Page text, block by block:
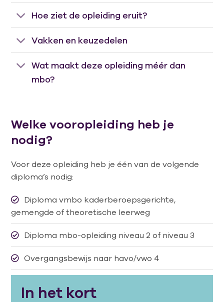
Hoe ziet de opleiding eruit?
Vakken en keuzedelen
Wat maakt deze opleiding méér dan
mbo?
Welke vooropleiding heb je
nodig?
Voor deze opleiding heb je één van de volgende
diploma’s nodig:
Diploma vmbo kaderberoepsgerichte,
gemengde of theoretische leerweg
Diploma mbo-opleiding niveau 2 of niveau 3
Overgangsbewijs naar havo/vwo 4
In het kort